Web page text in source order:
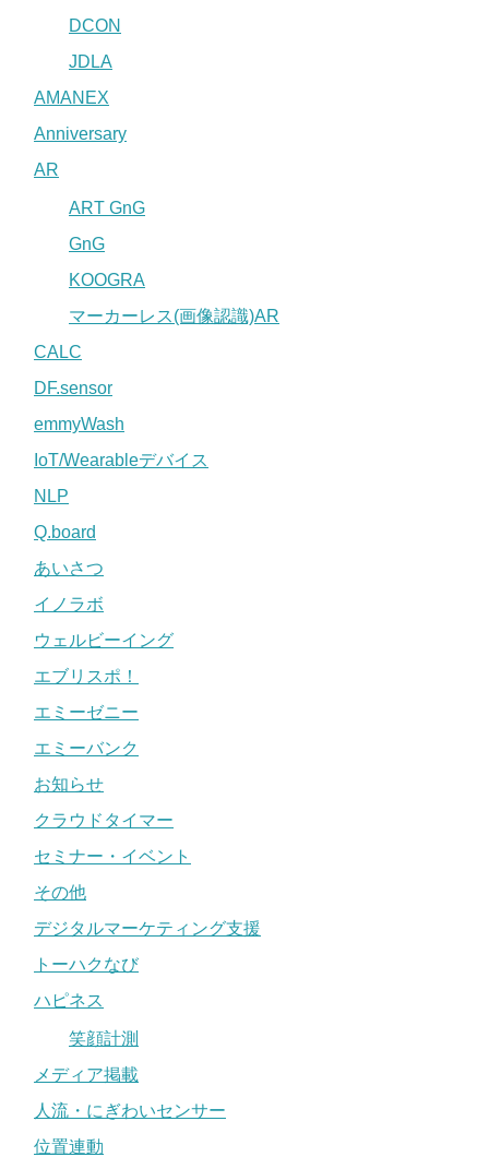
DCON
JDLA
AMANEX
Anniversary
AR
ART GnG
GnG
KOOGRA
マーカーレス(画像認識)AR
CALC
DF.sensor
emmyWash
IoT/Wearableデバイス
NLP
Q.board
あいさつ
イノラボ
ウェルビーイング
エブリスポ！
エミーゼニー
エミーバンク
お知らせ
クラウドタイマー
セミナー・イベント
その他
デジタルマーケティング支援
トーハクなび
ハピネス
笑顔計測
メディア掲載
人流・にぎわいセンサー
位置連動